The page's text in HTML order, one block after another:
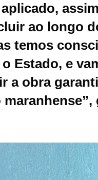
ao longo
temos
Estado, e
a obra